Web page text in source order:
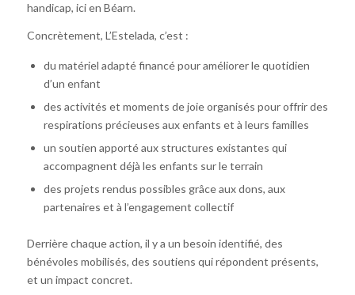
handicap, ici en Béarn.
Concrètement, L’Estelada, c’est :
du matériel adapté financé pour améliorer le quotidien
d’un enfant
des activités et moments de joie organisés pour offrir des
respirations précieuses aux enfants et à leurs familles
un soutien apporté aux structures existantes qui
accompagnent déjà les enfants sur le terrain
des projets rendus possibles grâce aux dons, aux
partenaires et à l’engagement collectif
Derrière chaque action, il y a un besoin identifié, des
bénévoles mobilisés, des soutiens qui répondent présents,
et un impact concret.